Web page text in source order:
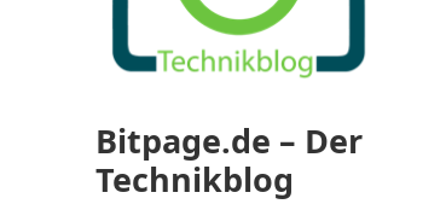
Bitpage.de – Der
Technikblog